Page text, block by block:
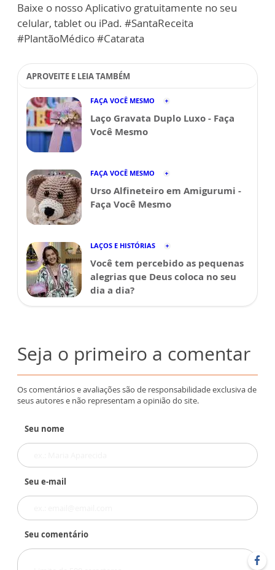
Baixe o nosso Aplicativo gratuitamente no seu
celular, tablet ou iPad. #SantaReceita
#PlantãoMédico #Catarata
APROVEITE E LEIA TAMBÉM
FAÇA VOCÊ MESMO
Laço Gravata Duplo Luxo - Faça
Você Mesmo
FAÇA VOCÊ MESMO
Urso Alfineteiro em Amigurumi -
Faça Você Mesmo
LAÇOS E HISTÓRIAS
Você tem percebido as pequenas
alegrias que Deus coloca no seu
dia a dia?
Seja o primeiro a comentar
Os comentários e avaliações são de responsabilidade exclusiva de
seus autores e não representam a opinião do site.
Seu nome
Seu e-mail
Seu comentário